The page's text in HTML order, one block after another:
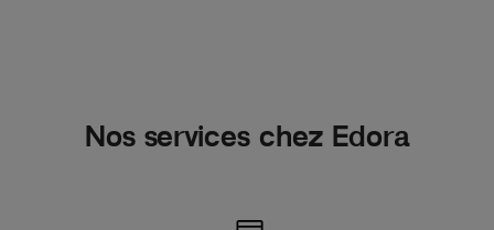
Nos services chez Edora